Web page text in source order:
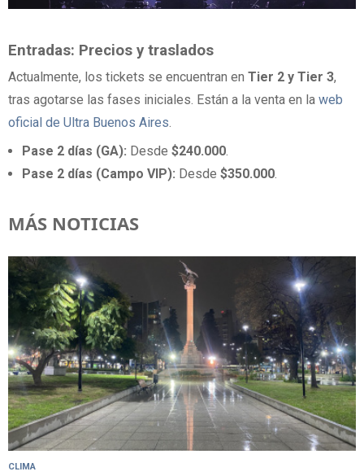
Entradas: Precios y traslados
Actualmente, los tickets se encuentran en Tier 2 y Tier 3,
tras agotarse las fases iniciales. Están a la venta en la web
oficial de Ultra Buenos Aires
Pase 2 días (GA): Desde$240.000.
Pase 2 días (Campo VIP): Desde$350.000.
MÁS NOTICIAS
CLIMA